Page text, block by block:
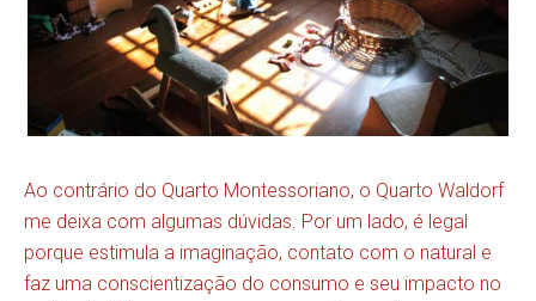
Ao contrário do Quarto Montessoriano, o Quarto Waldorf
me deixa com algumas dúvidas. Por um lado, é legal
porque estimula a imaginação, contato com o natural e
faz uma conscientização do consumo e seu impacto no